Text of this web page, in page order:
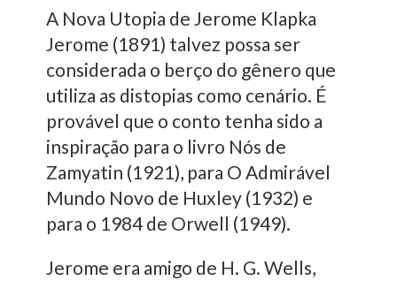
A Nova Utopia de Jerome Klapka
Jerome (1891) talvez possa ser
considerada o berço do gênero que
utiliza as distopias como cenário. É
provável que o conto tenha sido a
inspiração para o livro Nós de
Zamyatin (1921), para O Admirável
Mundo Novo de Huxley (1932) e
para o 1984 de Orwell (1949).
Jerome era amigo de H. G. Wells,